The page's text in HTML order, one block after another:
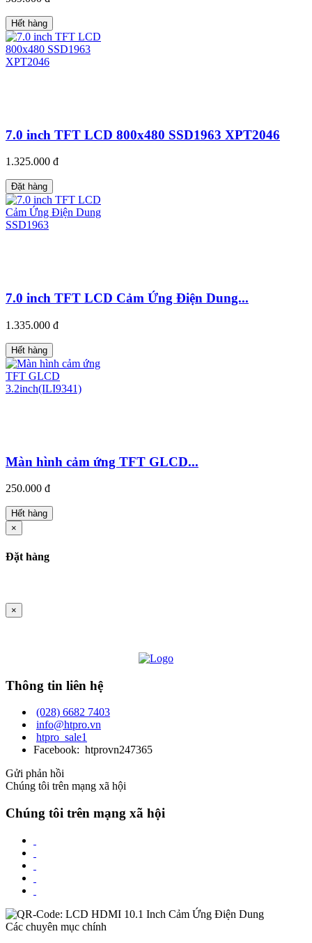
Hết hàng
7.0 inch TFT LCD 800x480 SSD1963 XPT2046
1.325.000 đ
Đặt hàng
7.0 inch TFT LCD Cảm Ứng Điện Dung...
1.335.000 đ
Hết hàng
Màn hình cảm ứng TFT GLCD...
250.000 đ
Hết hàng
×
Đặt hàng
×
Thông tin liên hệ
(028) 6682 7403
info@htpro.vn
htpro_sale1
Facebook: htprovn247365
Gửi phản hồi
Chúng tôi trên mạng xã hội
Chúng tôi trên mạng xã hội
Các chuyên mục chính